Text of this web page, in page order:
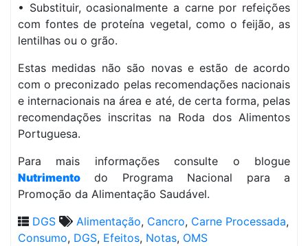
• Substituir, ocasionalmente a carne por refeições
com fontes de proteína vegetal, como o feijão, as
lentilhas ou o grão.
Estas medidas não são novas e estão de acordo
com o preconizado pelas recomendações nacionais
e internacionais na área e até, de certa forma, pelas
recomendações inscritas na Roda dos Alimentos
Portuguesa.
Para mais informações consulte o blogue
Nutrimento do Programa Nacional para a
Promoção da Alimentação Saudável.
DGS
Alimentação, Cancro, Carne Processada,
Consumo, DGS, Efeitos, Notas, OMS